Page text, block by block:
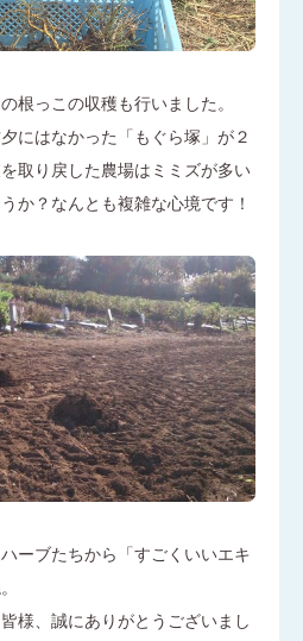
根っこの収穫も行いました。
にはなかった「もぐら塚」が２
取り戻した農場はミミズが多い
か？なんとも複雑な心境です！
ーブたちから「すごくいいエキ
様、誠にありがとうございまし